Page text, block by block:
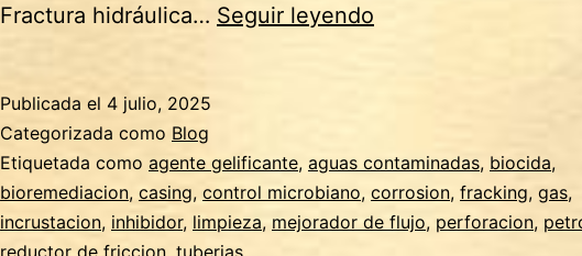
Fractura hidráulica… Seguir leyendo
en
Vaca
Muerta
Publicada el 4 julio, 2025
Categorizada como Blog
Etiquetada como agente gelificante, aguas contaminadas, biocida,
bioremediacion, casing, control microbiano, corrosion, fracking, gas,
incrustacion, inhibidor, limpieza, mejorador de flujo, perforacion,